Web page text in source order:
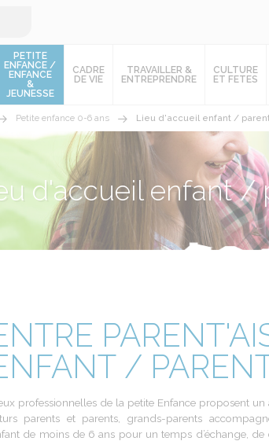
PETITE
ENFANCE /
ENFANCE
&
JEUNESSE
CADRE
DE VIE
TRAVAILLER &
ENTREPRENDRE
CULTURE
ET FETES
Petite enfance 0-6 ans Lieu d'accueil enfant /
d'accueil enfant /
/
professionnelles de la petite Enfance proposent un
parents et parents, grands-parents
de moinsde 6 ans pour un temps d’échange, de